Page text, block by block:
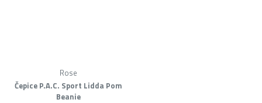
Čepice P.A.C. Sport Lidda Pom
Beanie
Rose